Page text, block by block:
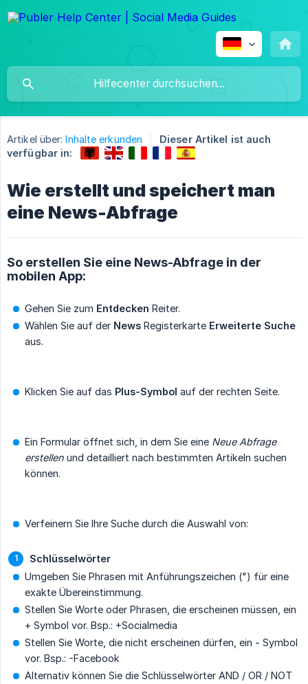
Artikel über: Inhalte erkunden
Dieser Artikel ist auch
verfügbar in:
Wie erstellt und speichert man
eine News-Abfrage
So erstellen Sie eine News-Abfrage in der
mobilen App:
Gehen Sie zum Entdecken Reiter.
Wählen Sie auf der News Registerkarte Erweiterte Suche
aus.
Klicken Sie auf das Plus-Symbol auf der rechten Seite.
Ein Formular öffnet sich, in dem Sie eine Neue Abfrage
erstellen und detailliert nach bestimmten Artikeln suchen
können.
Verfeinern Sie Ihre Suche durch die Auswahl von:
Schlüsselwörter
Umgeben Sie Phrasen mit Anführungszeichen (") für eine
exakte Übereinstimmung.
Stellen Sie Worte oder Phrasen, die erscheinen müssen, ein
+ Symbol vor. Bsp.: +Socialmedia
Stellen Sie Worte, die nicht erscheinen dürfen, ein - Symbol
vor. Bsp.: -Facebook
Alternativ können Sie die Schlüsselwörter AND / OR / NOT